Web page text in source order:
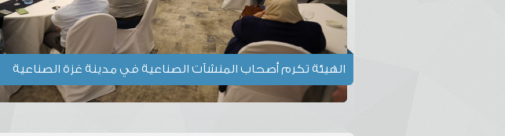
الهيئة تكرم أصحاب المنشآت الصناعية في مدينة غزة الصناعية